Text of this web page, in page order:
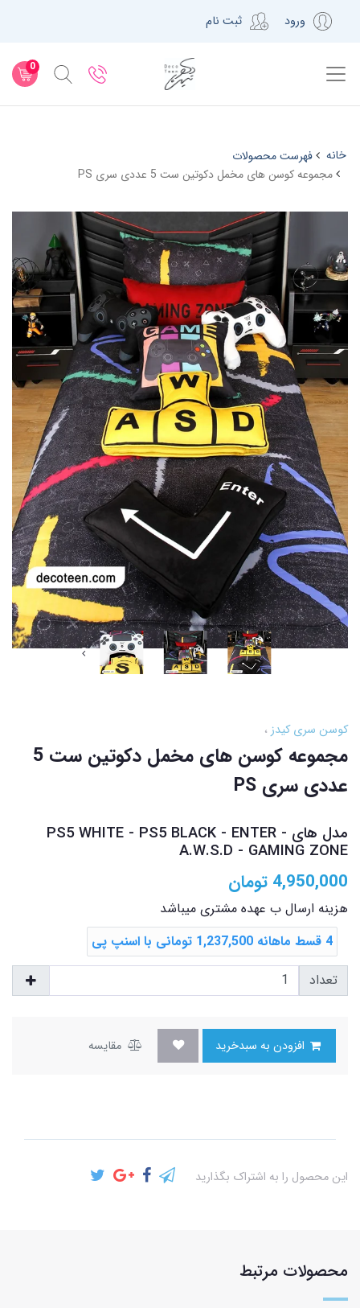
ورود ثبت نام
0
خانه
فهرست محصولات
مجموعه کوسن های مخمل دکوتین ست 5 عددی سری PS
کوسن سری کیدز
مجموعه کوسن های مخمل دکوتین ست 5
عددی سری PS
مدل های PS5 WHITE - PS5 BLACK - ENTER -
A.W.S.D - GAMING ZONE
4,950,000 تومان
هزینه ارسال ب عهده مشتری میباشد
4 قسط ماهانه 1,237,500 تومانی با اسنپ ‌پی
تعداد
افزودن به سبدخرید مقایسه
این محصول را به اشتراک بگذارید
محصولات مرتبط